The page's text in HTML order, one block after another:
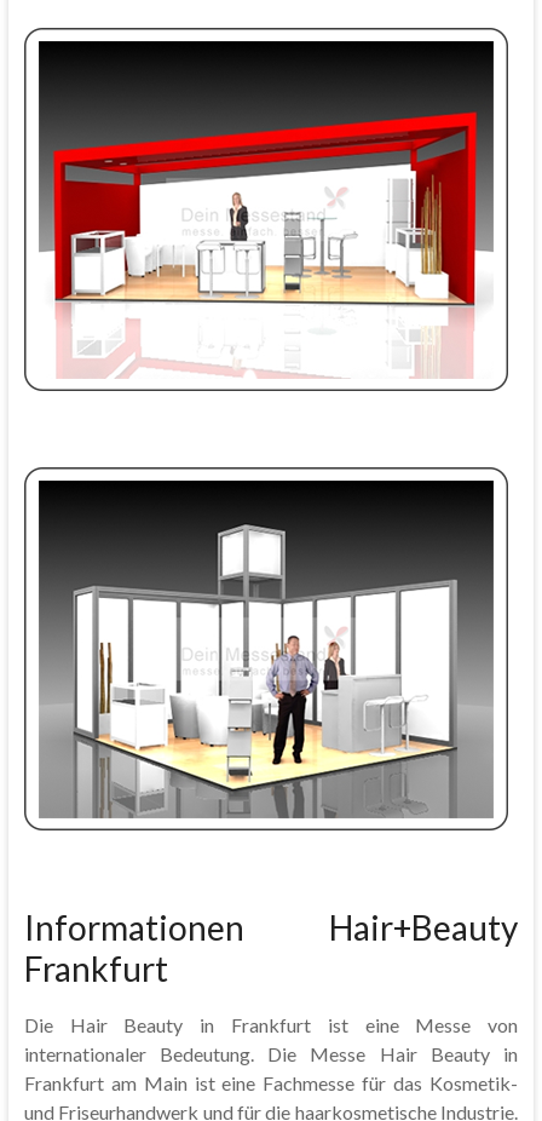
Informationen Hair+Beauty
Frankfurt
Die Hair Beauty in Frankfurt ist eine Messe von
internationaler Bedeutung. Die Messe Hair Beauty in
Frankfurt am Main ist eine Fachmesse für das Kosmetik-
und Friseurhandwerk und für die haarkosmetische Industrie.